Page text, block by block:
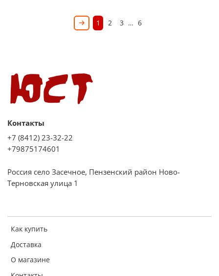
1 2 3 … 6
Как купить
Доставка
О магазине
Контакты
+7 (8412) 23-32-22
+79875174601
Россия село Засечное, Пензенский район Ново-
Терновская улица 1